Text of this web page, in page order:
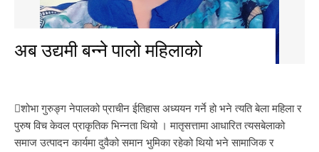
अब उद्यमी बन्ने पालो महिलाको
शोभा गुरुङ्ग नेपालको प्राचीन ईतिहास अध्ययन गर्ने हो भने त्यति बेला महिला र
पुरुष विच केवल प्राकृतिक भिन्नता थियो । मातृसत्तामा आधारित त्यसबेलाको
समाज उत्पादन कार्यमा दुवैको समान भुमिका रहेको थियो भने सामाजिक र